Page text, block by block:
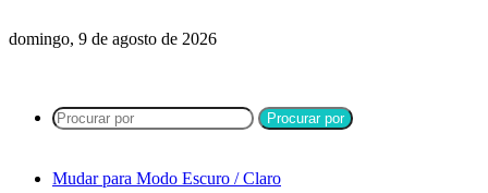
domingo, 9 de agosto de 2026
Procurar por
Mudar para Modo Escuro / Claro